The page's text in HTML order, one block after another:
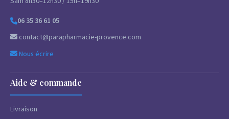
06 35 36 61 05
contact@parapharmacie-provence.com
Nous écrire
Aide & commande
Livraison